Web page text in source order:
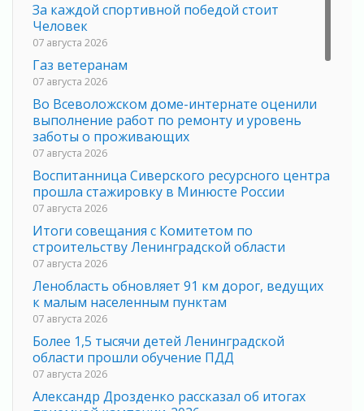
За каждой спортивной победой стоит
Человек
07 августа 2026
Газ ветеранам
07 августа 2026
Во Всеволожском доме-интернате оценили
выполнение работ по ремонту и уровень
заботы о проживающих
07 августа 2026
Воспитанница Сиверского ресурсного центра
прошла стажировку в Минюсте России
07 августа 2026
Итоги совещания с Комитетом по
строительству Ленинградской области
07 августа 2026
Ленобласть обновляет 91 км дорог, ведущих
к малым населенным пунктам
07 августа 2026
Более 1,5 тысячи детей Ленинградской
области прошли обучение ПДД
07 августа 2026
Александр Дрозденко рассказал об итогах